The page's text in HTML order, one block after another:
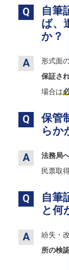
自筆
ば、
か？
形式面
保証さ
場合は
保管
らか
法務局
民票取
自筆
と何
紛失・
所の検